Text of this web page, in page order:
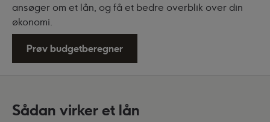
ansøger om et lån, og få et bedre overblik over din
økonomi.
Prøv budgetberegner
Sådan virker et lån